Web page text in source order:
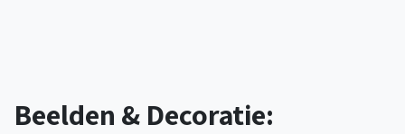
Beelden & Decoratie: